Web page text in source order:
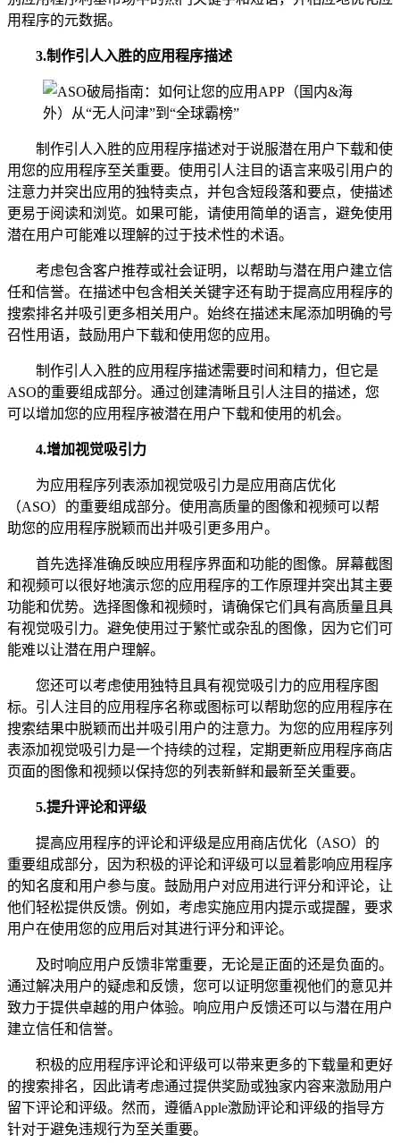
用程序的元数据。
3.制作引人入胜的应用程序描述
制作引人入胜的应用程序描述对于说服潜在用户下载和使
用您的应用程序至关重要。使用引人注目的语言来吸引用户的
注意力并突出应用的独特卖点，并包含短段落和要点，使描述
更易于阅读和浏览。如果可能，请使用简单的语言，避免使用
潜在用户可能难以理解的过于技术性的术语。
考虑包含客户推荐或社会证明，以帮助与潜在用户建立信
任和信誉。在描述中包含相关关键字还有助于提高应用程序的
搜索排名并吸引更多相关用户。始终在描述末尾添加明确的号
召性用语，鼓励用户下载和使用您的应用。
制作引人入胜的应用程序描述需要时间和精力，但它是
ASO的重要组成部分。通过创建清晰且引人注目的描述，您
可以增加您的应用程序被潜在用户下载和使用的机会。
4.增加视觉吸引力
为应用程序列表添加视觉吸引力是应用商店优化
（ASO）的重要组成部分。使用高质量的图像和视频可以帮
助您的应用程序脱颖而出并吸引更多用户。
首先选择准确反映应用程序界面和功能的图像。屏幕截图
和视频可以很好地演示您的应用程序的工作原理并突出其主要
功能和优势。选择图像和视频时，请确保它们具有高质量且具
有视觉吸引力。避免使用过于繁忙或杂乱的图像，因为它们可
能难以让潜在用户理解。
您还可以考虑使用独特且具有视觉吸引力的应用程序图
标。引人注目的应用程序名称或图标可以帮助您的应用程序在
搜索结果中脱颖而出并吸引用户的注意力。为您的应用程序列
表添加视觉吸引力是一个持续的过程，定期更新应用程序商店
页面的图像和视频以保持您的列表新鲜和最新至关重要。
5.提升评论和评级
提高应用程序的评论和评级是应用商店优化（ASO）的
重要组成部分，因为积极的评论和评级可以显着影响应用程序
的知名度和用户参与度。鼓励用户对应用进行评分和评论，让
他们轻松提供反馈。例如，考虑实施应用内提示或提醒，要求
用户在使用您的应用后对其进行评分和评论。
及时响应用户反馈非常重要，无论是正面的还是负面的。
通过解决用户的疑虑和反馈，您可以证明您重视他们的意见并
致力于提供卓越的用户体验。响应用户反馈还可以与潜在用户
建立信任和信誉。
积极的应用程序评论和评级可以带来更多的下载量和更好
的搜索排名，因此请考虑通过提供奖励或独家内容来激励用户
留下评论和评级。然而，遵循Apple激励评论和评级的指导方
针对于避免违规行为至关重要。